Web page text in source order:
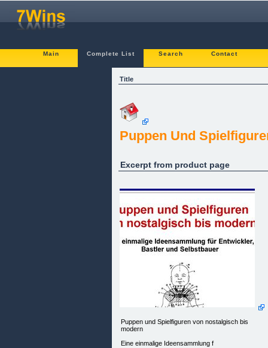
Main Complete List Search Contact
Title
Puppen Und
Excerpt from product page
Puppen und Spielfiguren von nostalgisch bis
modern
Eine einmalige Ideensammlung f